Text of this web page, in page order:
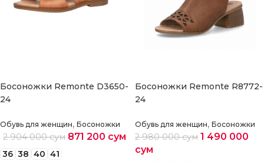
Босоножки Remonte D3650-
24
Обувь для женщин, Босоножки
2 904 000сум 871 200 сум
36 38 40 41
Босоножки Remonte R8772-
24
Обувь для женщин, Босоножки
2 980 000сум 1 490 000
сум